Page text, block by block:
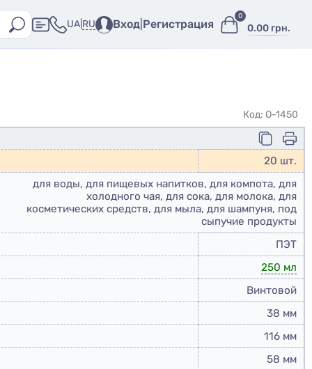
UA RU Вход Регистрация 0.00 грн.
0
Код: O-1450
20 шт.
для воды, для пищевых напитков, для компота, для
холодного чая, для сока, для молока, для
косметических средств, для мыла, для шампуня, под
сыпучие продукты
ПЭТ
250 мл
Винтовой
38 мм
116 мм
58 мм